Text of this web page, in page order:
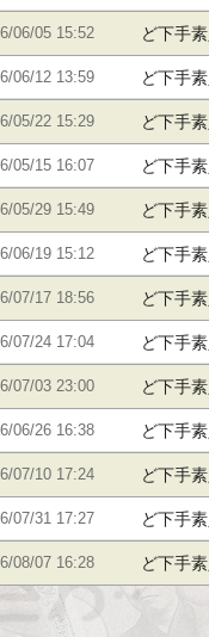
-
06/05 15:52 ど下手
06/12 13:59 ど下手
05/22 15:29 ど下手
05/15 16:07 ど下手
05/29 15:49 ど下手
06/19 15:12 ど下手
07/17 18:56 ど下手
07/24 17:04 ど下手
07/03 23:00 ど下手
06/26 16:38 ど下手
07/10 17:24 ど下手
07/31 17:27 ど下手
08/07 16:28 ど下手